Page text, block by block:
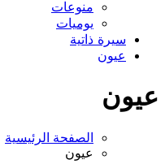
منوعات
يوميات
سيرة ذاتية
عيون
عيون
الصفحة الرئيسية
عيون